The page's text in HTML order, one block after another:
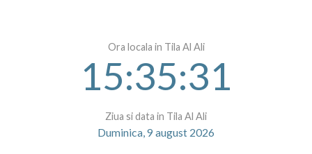
Ora locala in Tila Al Ali
15:35:31
Ziua si data in Tila Al Ali
Duminica, 9 august 2026